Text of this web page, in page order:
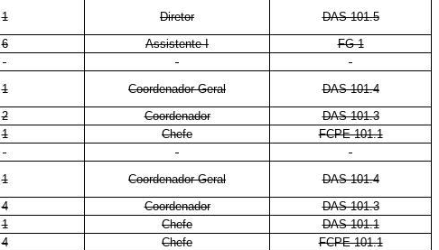
1 Diretor
DAS 101.5
6
Assistente I FG-1
1 Coordenador-Geral
DAS 101.4
2 Coordenador
DAS 101.3
1 Chefe FCPE 101.1
1 Coordenador-Geral
DAS 101.4
4 Coordenador
DAS 101.3
1 Chefe
DAS 101.1
4 Chefe FCPE 101.1